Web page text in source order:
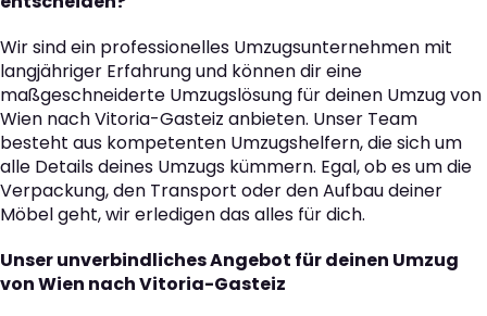
Wir sind ein professionelles Umzugsunternehmen mit
langjähriger Erfahrung und können dir eine
maßgeschneiderte Umzugslösung für deinen Umzug von
Wien nach Vitoria-Gasteiz anbieten. Unser Team
besteht aus kompetenten Umzugshelfern, die sich um
alle Details deines Umzugs kümmern. Egal, ob es um die
Verpackung, den Transport oder den Aufbau deiner
Möbel geht, wir erledigen das alles für dich.
Unser unverbindliches Angebot für deinen Umzug
von Wien nach Vitoria-Gasteiz